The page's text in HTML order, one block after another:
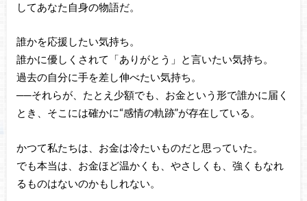
してあなた自身の物語だ。
誰かを応援したい気持ち。
誰かに優しくされて「ありがとう」と言いたい気持ち。
過去の自分に手を差し伸べたい気持ち。
──それらが、たとえ少額でも、お金という形で誰かに届く
とき、そこには確かに“感情の軌跡”が存在している。
かつて私たちは、お金は冷たいものだと思っていた。
でも本当は、お金ほど温かくも、やさしくも、強くもなれ
るものはないのかもしれない。